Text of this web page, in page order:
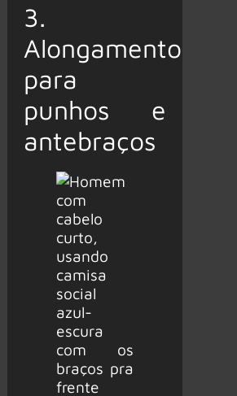
3.
Alongamento
para
punhos e
antebraços